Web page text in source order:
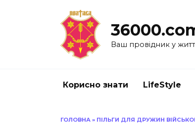
Ваш провідник у
Корисно знати LifeStyle
ГОЛОВНА » ПІЛЬГИ ДЛЯ ДРУЖИН